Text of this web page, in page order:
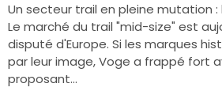
Un secteur trail en pleine mutation :
Le marché du trail "mid-size" est
disputé d'Europe. Si les marques
par leur image, Voge a frappé fort
proposant...